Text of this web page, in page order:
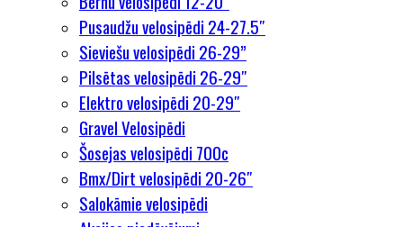
Pusaudžu velosipēdi 24-27.5″
Sieviešu velosipēdi 26-29”
Pilsētas velosipēdi 26-29″
Elektro velosipēdi 20-29″
Gravel Velosipēdi
Šosejas velosipēdi 700c
Bmx/Dirt velosipēdi 20-26″
Salokāmie velosipēdi